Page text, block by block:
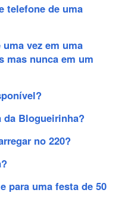
telefone de uma
vez em uma
mas nunca em um
da Blogueirinha?
no 220?
para uma festa de 50